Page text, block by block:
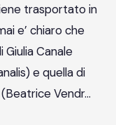
trasportato in
e’ chiaro che
Canale
e quella di
(Beatrice Vendr…